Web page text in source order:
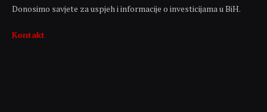
Donosimo savjete za uspjeh i informacije o investicijama u BiH.
Kontakt